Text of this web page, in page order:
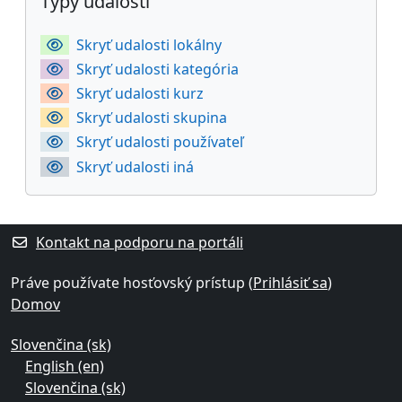
Skryť udalosti lokálny
Skryť udalosti kategória
Skryť udalosti kurz
Skryť udalosti skupina
Skryť udalosti používateľ
Skryť udalosti iná
Kontakt na podporu na portáli
Práve používate hosťovský prístup (Prihlásiť sa)
Domov
Slovenčina ‎(sk)‎
English ‎(en)‎
Slovenčina ‎(sk)‎